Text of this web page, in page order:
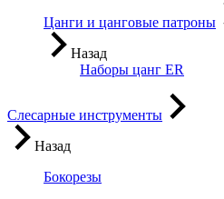
Цанги и цанговые патроны
Назад
Наборы цанг ER
Слесарные инструменты
Назад
Бокорезы